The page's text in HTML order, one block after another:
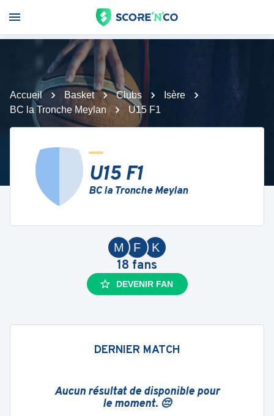
Accueil Basket Clubs
Isère
BC la Tronche Meylan
U15 F1
U15 F1
BC la Tronche Meylan
K
F
M
18 fans
DEVENIR FAN
DERNIER MATCH
Aucun résultat de disponible pour
le moment. 😔